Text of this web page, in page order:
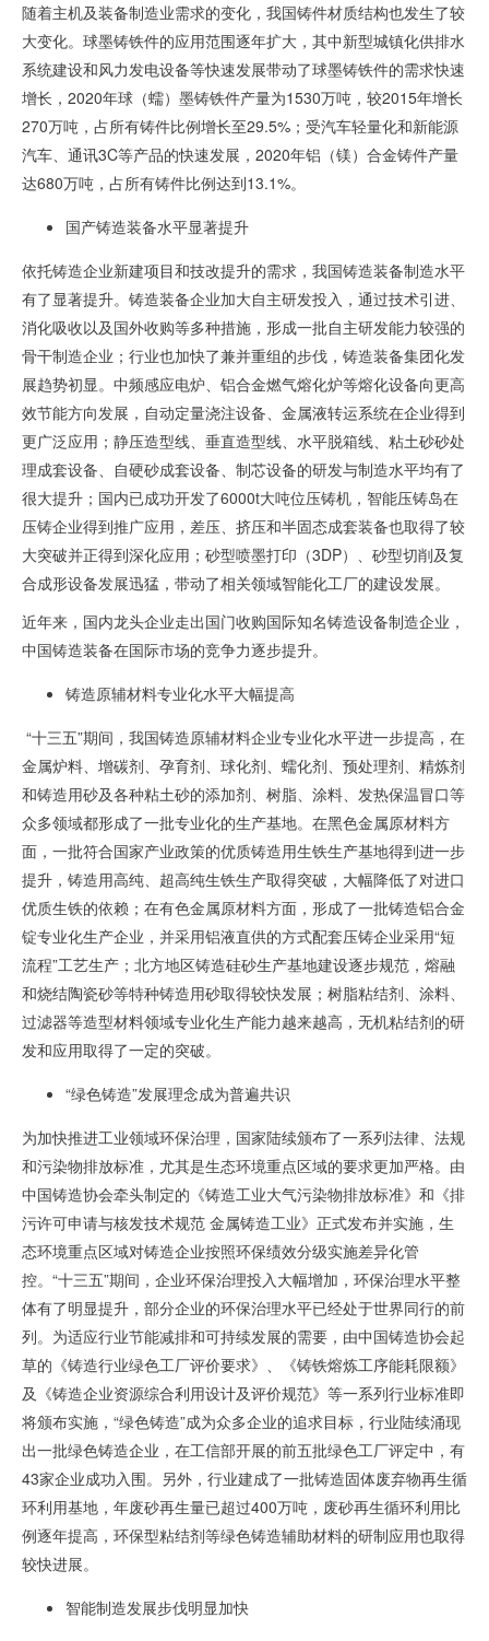
随着主机及装备制造业需求的变化，我国铸件材质结构也发生了较
大变化。球墨铸铁件的应用范围逐年扩大，其中新型城镇化供排水
系统建设和风力发电设备等快速发展带动了球墨铸铁件的需求快速
增长， 2020年球（蠕）墨铸铁件产量为1530万吨，较2015年增长
270万吨，占所有铸件比例增长至29.5% ；受汽车轻量化和新能源
汽车、通讯3C等产品的快速发展， 2020年铝（镁）合金铸件产量
达680万吨，占所有铸件比例达到13.1%。
国产铸造装备水平显著提升
依托铸造企业新建项目和技改提升的需求，我国铸造装备制造水平
有了显著提升。铸造装备企业加大自主研发投入，通过技术引进、
消化吸收以及国外收购等多种措施，形成一批自主研发能力较强的
骨干制造企业；行业也加快了兼并重组的步伐，铸造装备集团化发
展趋势初显。中频感应电炉、铝合金燃气熔化炉等熔化设备向更高
效节能方向发展，自动定量浇注设备、金属液转运系统在企业得到
更广泛应用；静压造型线、垂直造型线、水平脱箱线、粘土砂砂处
理成套设备、自硬砂成套设备、制芯设备的研发与制造水平均有了
很大提升；国内已成功开发了6000t大吨位压铸机，智能压铸岛在
压铸企业得到推广应用，差压、挤压和半固态成套装备也取得了较
大突破并正得到深化应用；砂型喷墨打印（3DP）、砂型切削及复
合成形设备发展迅猛，带动了相关领域智能化工厂的建设发展。
近年来，国内龙头企业走出国门收购国际知名铸造设备制造企业，
中国铸造装备在国际市场的竞争力逐步提升。
铸造原辅材料专业化水平大幅提高
“十三五”期间，我国铸造原辅材料企业专业化水平进一步提高，在
金属炉料、增碳剂、孕育剂、球化剂、蠕化剂、预处理剂、精炼剂
和铸造用砂及各种粘土砂的添加剂、树脂、涂料、发热保温冒口等
众多领域都形成了一批专业化的生产基地。在黑色金属原材料方
面，一批符合国家产业政策的优质铸造用生铁生产基地得到进一步
提升，铸造用高纯、超高纯生铁生产取得突破，大幅降低了对进口
优质生铁的依赖；在有色金属原材料方面，形成了一批铸造铝合金
锭专业化生产企业，并采用铝液直供的方式配套压铸企业采用“短
流程”工艺生产；北方地区铸造硅砂生产基地建设逐步规范，熔融
和烧结陶瓷砂等特种铸造用砂取得较快发展；树脂粘结剂、涂料、
过滤器等造型材料领域专业化生产能力越来越高，无机粘结剂的研
发和应用取得了一定的突破。
“绿色铸造”发展理念成为普遍共识
为加快推进工业领域环保治理，国家陆续颁布了一系列法律、法规
和污染物排放标准，尤其是生态环境重点区域的要求更加严格。由
中国铸造协会牵头制定的《铸造工业大气污染物排放标准》和《排
污许可申请与核发技术规范 金属铸造工业》正式发布并实施，生
态环境重点区域对铸造企业按照环保绩效分级实施差异化管
控。“十三五”期间，企业环保治理投入大幅增加，环保治理水平整
体有了明显提升，部分企业的环保治理水平已经处于世界同行的前
列。为适应行业节能减排和可持续发展的需要，由中国铸造协会起
草的《铸造行业绿色工厂评价要求》、《铸铁熔炼工序能耗限额》
及《铸造企业资源综合利用设计及评价规范》等一系列行业标准即
将颁布实施，“绿色铸造”成为众多企业的追求目标，行业陆续涌现
出一批绿色铸造企业，在工信部开展的前五批绿色工厂评定中，有
43家企业成功入围。另外，行业建成了一批铸造固体废弃物再生循
环利用基地，年废砂再生量已超过400万吨，废砂再生循环利用比
例逐年提高，环保型粘结剂等绿色铸造辅助材料的研制应用也取得
较快进展。
智能制造发展步伐明显加快